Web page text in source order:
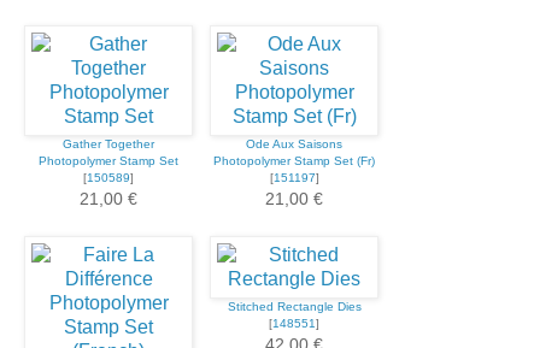
Gather Together
Photopolymer Stamp Set
[150589]
21,00 €
Ode Aux Saisons
Photopolymer Stamp Set (Fr)
[151197]
21,00 €
Stitched Rectangle Dies
[148551]